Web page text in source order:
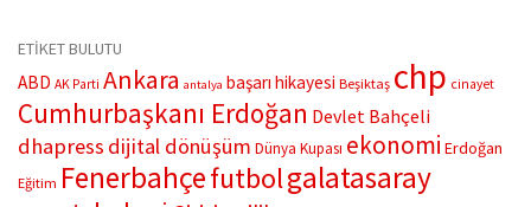
öne çıkıyor....
ETİKET BULUTU
ABD AK Parti Ankara antalya başarı hikayesi Beşiktaş chp cinayet
Cumhurbaşkanı Erdoğan Devlet Bahçeli
dhapress dijital dönüşüm Dünya Kupası ekonomi Erdoğan
Eğitim Fenerbahçefutbolgalatasaray